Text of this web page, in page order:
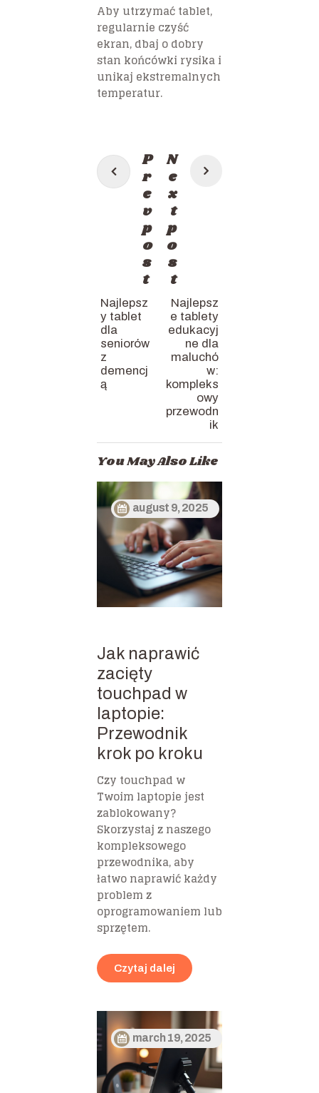
Aby utrzymać tablet,
regularnie czyść
ekran, dbaj o dobry
stan końcówki rysika i
unikaj ekstremalnych
temperatur.
Post
navigation
P
r
e
v
p
o
s
t
Najlepsz
y tablet
dla
seniorów
z
demencj
ą
N
e
x
t
p
o
s
t
Najlepsz
e tablety
edukacyj
ne dla
maluchó
w:
kompleks
owy
przewodn
ik
You May Also Like
august 9, 2025
Jak naprawić
zacięty
touchpad w
laptopie:
Przewodnik
krok po kroku
Czy touchpad w
Twoim laptopie jest
zablokowany?
Skorzystaj z naszego
kompleksowego
przewodnika, aby
łatwo naprawić każdy
problem z
oprogramowaniem lub
sprzętem.
Czytaj dalej
march 19, 2025